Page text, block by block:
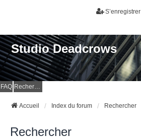
S’enregistrer
Studio Deadcrows
FAQ Rechercher
Accueil Index du forum Rechercher
Rechercher